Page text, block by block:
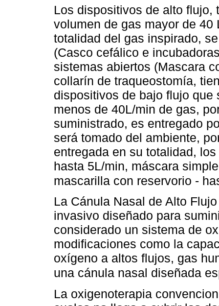
Los dispositivos de alto flujo,
volumen de gas mayor de
totalidad del gas inspirado,
(Casco cefálico e
sistemas abiertos (Mascara
collarín de traqueostomía,
dispositivos de bajo flujo
menos de 40L/min de gas,
suministrado, es entregado
será tomado del ambiente,
entregada en su totalidad,
hasta 5L/min, máscara
mascarilla con reservorio -
La Cánula Nasal de Alto
invasivo diseñado para
considerado un sistema de
modificaciones como la
oxígeno a altos flujos, gas
una cánula nasal diseñada
La oxigenoterapia